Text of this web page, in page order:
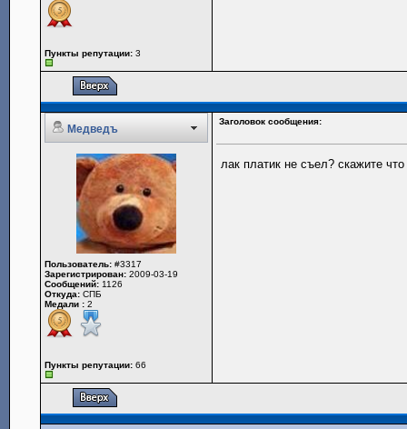
Пункты репутации: 3
Медведъ
Заголовок сообщения:
Пользователь: #3317
Зарегистрирован: 2009-03-19
Сообщений: 1126
Откуда: СПБ
Медали : 2
Пункты репутации: 66
лак платик не съел? скажите